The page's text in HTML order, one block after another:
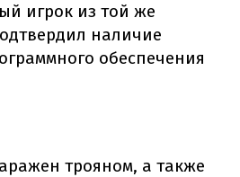
игрок из той же
наличие
обеспечения
трояном, а также